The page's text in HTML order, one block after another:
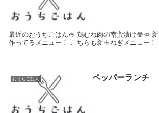
最近のおうちごはん🍚 鶏むね肉の南蛮漬け🧅🥕
作ってるメニュー！ こちらも新玉ねぎメニュー！
おうちごはん ペッパーランチ